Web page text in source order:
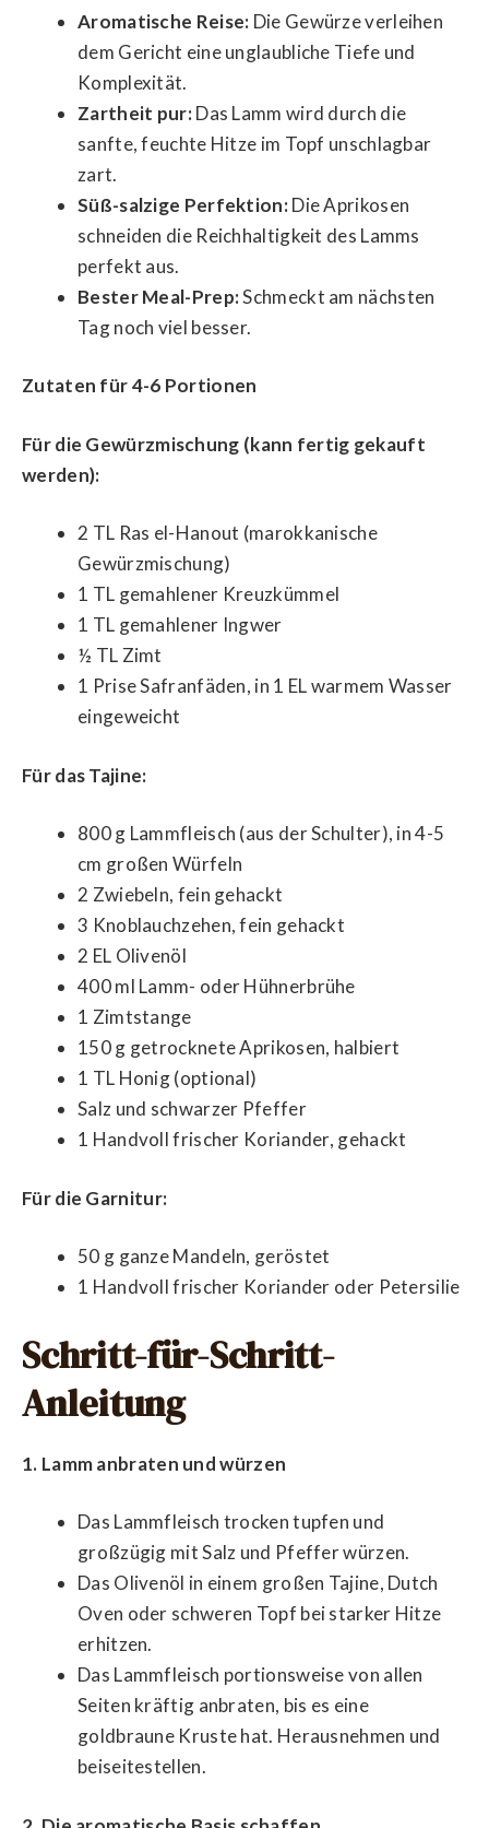
Aromatische Reise: Die Gewürze verleihen
dem Gericht eine unglaubliche Tiefe und
Komplexität.
Zartheit pur:Das Lamm wird durch die
sanfte, feuchte Hitze im Topf unschlagbar
zart.
Süß-salzige Perfektion:Die Aprikosen
schneiden die Reichhaltigkeit des Lamms
perfekt aus.
Bester Meal-Prep:Schmeckt am nächsten
Tag noch viel besser.
Zutaten für 4-6 Portionen
Für die Gewürzmischung (kann fertig gekauft
werden):
2 TL Ras el-Hanout (marokkanische
Gewürzmischung)
1 TL gemahlener Kreuzkümmel
1 TL gemahlener Ingwer
½ TL Zimt
1 Prise Safranfäden, in 1 EL warmem Wasser
eingeweicht
Für das Tajine:
800 g Lammfleisch (aus der Schulter), in 4-5
cm großen Würfeln
2 Zwiebeln, fein gehackt
3 Knoblauchzehen, fein gehackt
2 EL Olivenöl
400 ml Lamm- oder Hühnerbrühe
1 Zimtstange
150 g getrocknete Aprikosen, halbiert
1 TL Honig (optional)
Salz und schwarzer Pfeffer
1 Handvoll frischer Koriander, gehackt
Für die Garnitur:
50 g ganze Mandeln, geröstet
1 Handvoll frischer Koriander oder Petersilie
Schritt-für-Schritt-
Anleitung
1. Lamm anbraten und würzen
Das Lammfleisch trocken tupfen und
großzügig mit Salz und Pfeffer würzen.
Das Olivenöl in einem großen Tajine, Dutch
Oven oder schweren Topf bei starker Hitze
erhitzen.
Das Lammfleisch portionsweise von allen
Seiten kräftig anbraten, bis es eine
goldbraune Kruste hat. Herausnehmen und
beiseitestellen.